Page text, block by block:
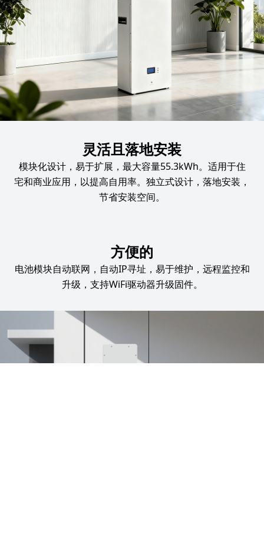
灵活且落地安装
模块化设计，易于扩展，最大容量55.3kWh。适用于住
宅和商业应用，以提高自用率。独立式设计，落地安装，
节省安装空间。
方便的
电池模块自动联网，自动IP寻址，易于维护，远程监控和
升级，支持WiFi驱动器升级固件。